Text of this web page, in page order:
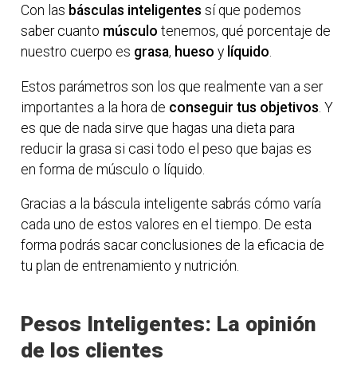
Con las básculas inteligentes sí que podemos
saber cuanto músculo tenemos, qué porcentaje de
nuestro cuerpo es grasa, hueso y líquido.
Estos parámetros son los que realmente van a ser
importantes a la hora de conseguir tus objetivos . Y
es que de nada sirve que hagas una dieta para
reducir la grasa si casi todo el peso que bajas es
en forma de músculo o líquido.
Gracias a la báscula inteligente sabrás cómo varía
cada uno de estos valores en el tiempo. De esta
forma podrás sacar conclusiones de la eficacia de
tu plan de entrenamiento y nutrición.
Pesos Inteligentes: La opinión
de los clientes